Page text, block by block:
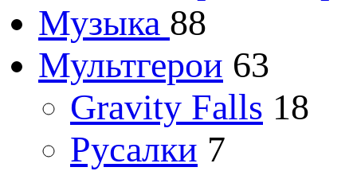
Музыка 88
Мультгерои 63
Gravity Falls 18
Русалки 7